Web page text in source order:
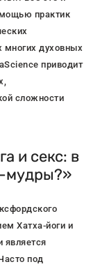
практик
многих духовных
приводит
сложности
и секс: в
мудры?»
Хатха-йоги и
является
под